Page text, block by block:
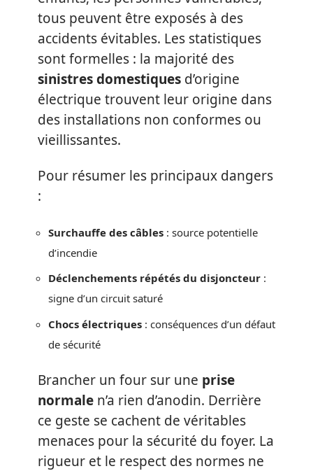
tous peuvent être exposés à des
accidents évitables. Les statistiques
sont formelles : la majorité des
sinistres domestiques d’origine
électrique trouvent leur origine dans
des installations non conformes ou
vieillissantes.
Pour résumer les principaux dangers
:
Surchauffe des câbles : source potentielle
d’incendie
Déclenchements répétés du disjoncteur :
signe d’un circuit saturé
Chocs électriques : conséquences d’un défaut
de sécurité
Brancher un four sur une prise
normale n’a rien d’anodin. Derrière
ce geste se cachent de véritables
menaces pour la sécurité du foyer. La
rigueur et le respect des normes ne